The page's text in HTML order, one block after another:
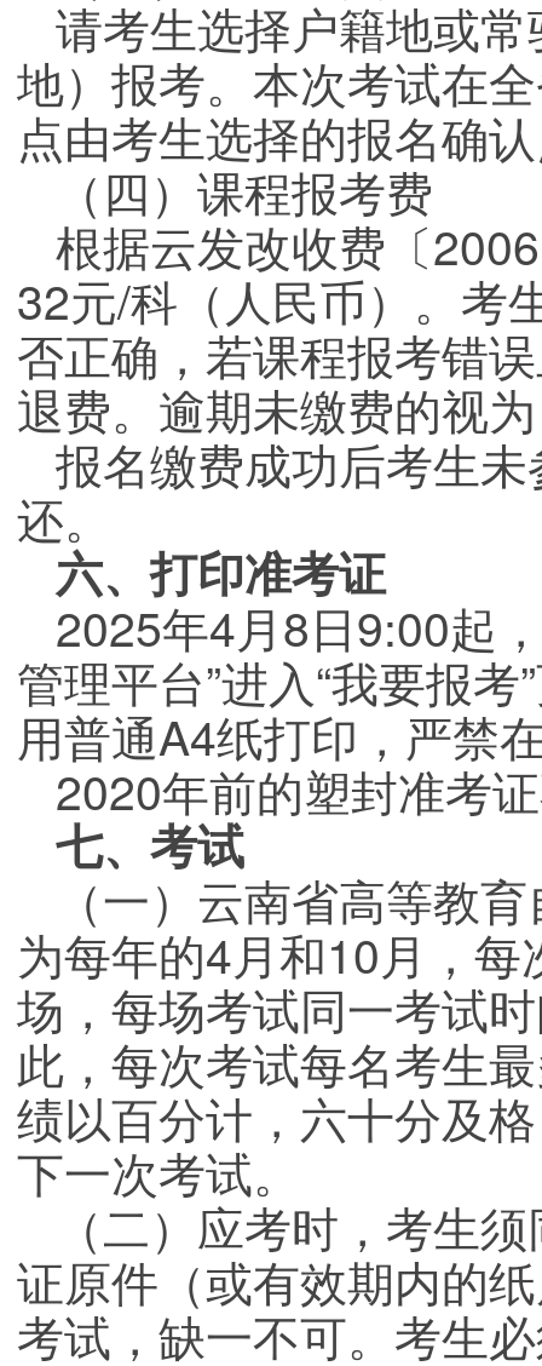
请考生选择户籍地或
地）报考。本次考试在
点由考生选择的报名确
（四）课程报考费
根据云发改收费〔
32元/科（人民币）。考
否正确，若课程报考错
退费。逾期未缴费的视
报名缴费成功后考生
还。
六、打印准考证
2025年4月8日9:00起
管理平台”进入“我要报
用普通A4纸打印，严禁
2020年前的塑封准考
七、考试
（一）云南省高等教
为每年的4月和10月，
场，每场考试同一考试
此，每次考试每名考生
绩以百分计，六十分及
下一次考试。
（二）应考时，考生
证原件（或有效期内的
考试，缺一不可。考生